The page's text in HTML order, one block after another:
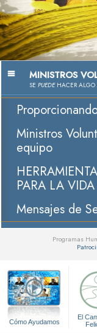
MINISTROS
SE PUEDEHACER ALGO
Ministros
equipo
PARA LA VIDA
Mensajes de
Programas
Cómo Ayudamos
El